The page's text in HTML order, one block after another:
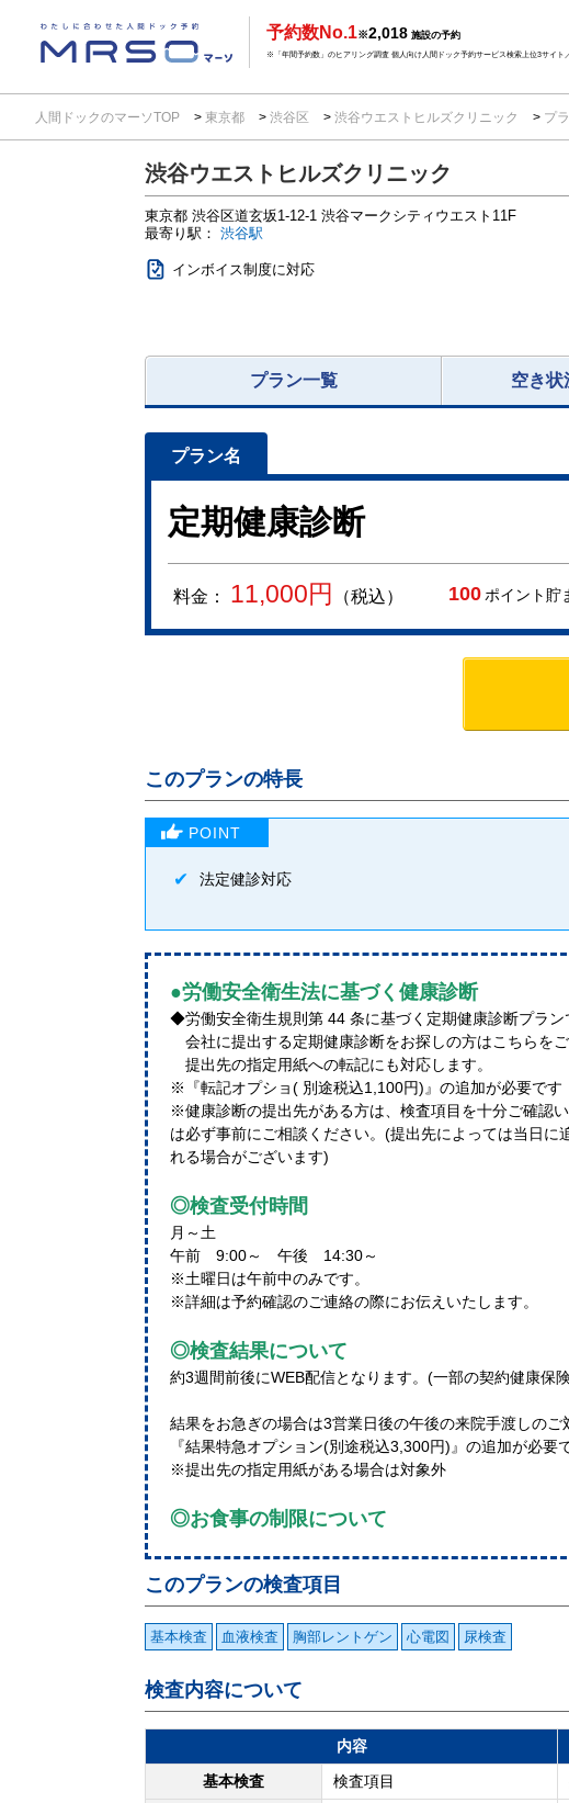
予約数No.1※2,018 施設の予約
※「年間予約数」のヒアリング調査 個人向け人間ドック予約サービス検索上位3サイト
人間ドックのマーソTOP 東京都 渋谷区 渋谷ウエストヒルズクリニック プ
渋谷ウエストヒルズクリニック
東京都 渋谷区道玄坂1-12-1 渋谷マークシティウエスト11F
最寄り駅： 渋谷駅
インボイス制度に対応
プラン一覧 空き状
定期健康診断
料金： 11,000円 （税込） 100 ポイント貯
このプランの特長
法定健診対応
●労働安全衛生法に基づく健康診断
◆労働安全衛生規則第 44 条に基づく定期健康診断プラン
会社に提出する定期健康診断をお探しの方はこちらを
提出先の指定用紙への転記にも対応します。
※『転記オプショ( 別途税込1,100円)』の追加が必要です
※健康診断の提出先がある方は、検査項目を十分ご確認
は必ず事前にご相談ください。(提出先によっては当日に
れる場合がございます)
◎検査受付時間
月～土
午前 9:00～ 午後 14:30～
※土曜日は午前中のみです。
※詳細は予約確認のご連絡の際にお伝えいたします。
◎検査結果について
約3週間前後にWEB配信となります。(一部の契約健康保
結果をお急ぎの場合は3営業日後の午後の来院手渡しのご
『結果特急オプション(別途税込3,300円)』の追加が必要
※提出先の指定用紙がある場合は対象外
◎お食事の制限について
このプランの検査項目
基本検査 血液検査 胸部レントゲン 心電図 尿検査
検査内容について
内容
基本検査
検査項目